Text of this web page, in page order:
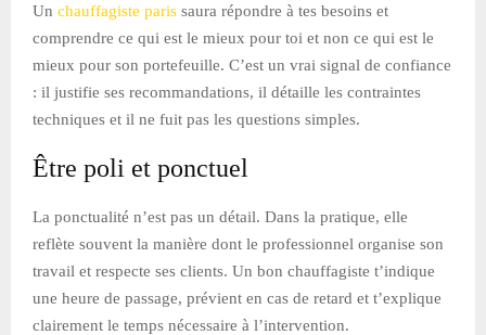
Un chauffagiste paris saura répondre à tes besoins et
comprendre ce qui est le mieux pour toi et non ce qui est le
mieux pour son portefeuille. C’est un vrai signal de confiance
: il justifie ses recommandations, il détaille les contraintes
techniques et il ne fuit pas les questions simples.
Être poli et ponctuel
La ponctualité n’est pas un détail. Dans la pratique, elle
reflète souvent la manière dont le professionnel organise son
travail et respecte ses clients. Un bon chauffagiste t’indique
une heure de passage, prévient en cas de retard et t’explique
clairement le temps nécessaire à l’intervention.